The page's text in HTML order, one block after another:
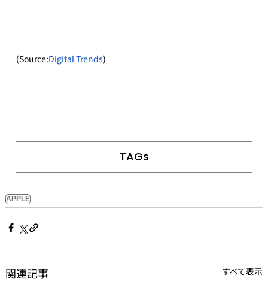
(Source:Digital Trends)
TAGs
APPLE
関連記事 すべて表示